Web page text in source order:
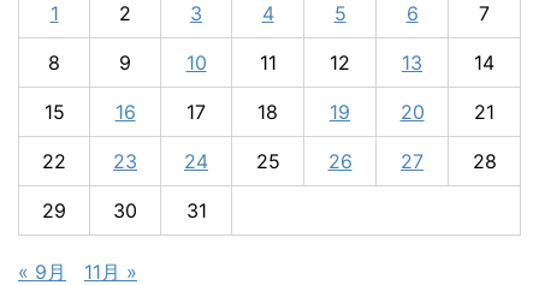
1 2 3 4 5 6 7
8 9 10 11 12 13 14
15 16 17 18 19 20 21
22 23 24 25 26 27 28
29 30 31
« 9月
11月 »